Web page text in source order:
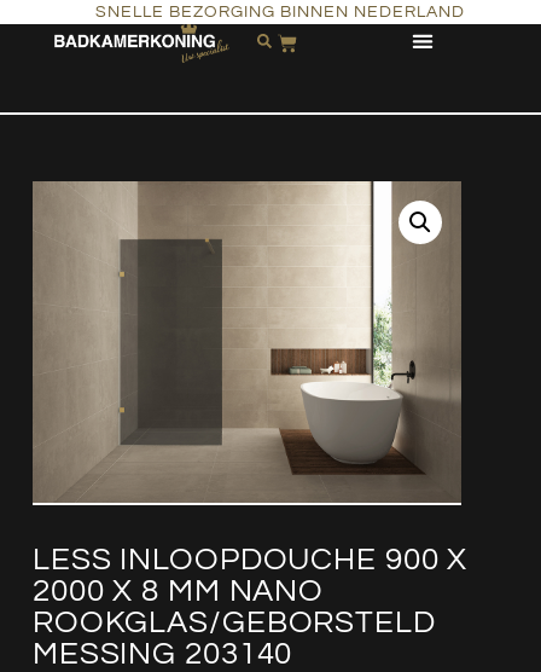
SNELLE BEZORGING BINNEN NEDERLAND
LESS INLOOPDOUCHE 900 X
2000 X 8 MM NANO
ROOKGLAS/GEBORSTELD
MESSING 203140